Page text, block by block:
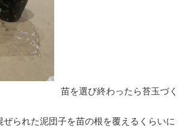
苗を選び終わったら苔玉づく
られた泥団子を苗の根を覆えるくらいに